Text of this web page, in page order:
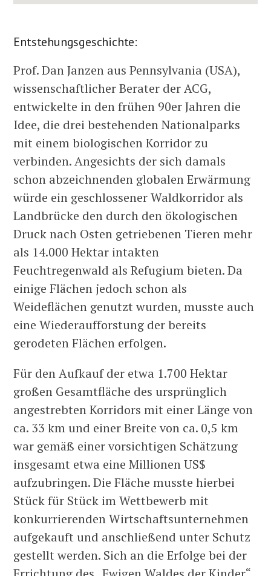
Entstehungsgeschichte:
Prof. Dan Janzen aus Pennsylvania (USA),
wissenschaftlicher Berater der ACG,
entwickelte in den frühen 90er Jahren die
Idee, die drei bestehenden Nationalparks
mit einem biologischen Korridor zu
verbinden. Angesichts der sich damals
schon abzeichnenden globalen Erwärmung
würde ein geschlossener Waldkorridor als
Landbrücke den durch den ökologischen
Druck nach Osten getriebenen Tieren mehr
als 14.000 Hektar intakten
Feuchtregenwald als Refugium bieten. Da
einige Flächen jedoch schon als
Weideflächen genutzt wurden, musste auch
eine Wiederaufforstung der bereits
gerodeten Flächen erfolgen.
Für den Aufkauf der etwa 1.700 Hektar
großen Gesamtfläche des ursprünglich
angestrebten Korridors mit einer Länge von
ca. 33 km und einer Breite von ca. 0,5 km
war gemäß einer vorsichtigen Schätzung
insgesamt etwa eine Millionen US$
aufzubringen. Die Fläche musste hierbei
Stück für Stück im Wettbewerb mit
konkurrierenden Wirtschaftsunternehmen
aufgekauft und anschließend unter Schutz
gestellt werden. Sich an die Erfolge bei der